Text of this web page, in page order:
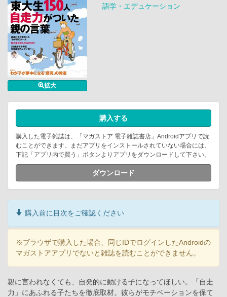
拡大
語学・エデュケーション
購入する
購入した電子雑誌は、「マガストア 電子雑誌書店」Androidアプリで読
むことができます。まだアプリをインストールされていない場合には、
下記「アプリ内で買う」ボタンよりアプリをダウンロードして下さい。
ダウンロード
購入前に目次をご確認ください
※ブラウザで購入した場合、同じIDでログインしたAndroidの
マガストアアプリでないと雑誌を読むことができません。
親に言われなくても、自発的に動ける子になってほしい。「自走
力」にあふれる子たちを徹底取材。彼らがモチベーションを保て